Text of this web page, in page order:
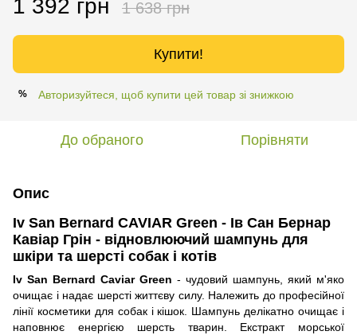
1 392 грн 1 638 грн
Купити!
% Авторизуйтеся, щоб купити цей товар зі знижкою
До обраного Порівняти
Опис
Iv San Bernard CAVIAR Green - Ів Сан Бернар
Кавіар Грін - відновлюючий шампунь для
шкіри та шерсті собак і котів
Iv San Bernard Caviar Green - чудовий шампунь, який м'яко
очищає і надає шерсті життєву силу. Належить до професійної
лінії косметики для собак і кішок. Шампунь делікатно очищає і
наповнює енергією шерсть тварин. Екстракт морської